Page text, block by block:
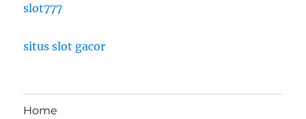
slot777
situs slot gacor
Home